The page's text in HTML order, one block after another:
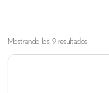
Mostrando los 9 resultados